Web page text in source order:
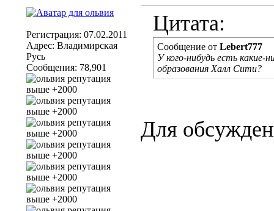
Регистрация: 07.02.2011
Адрес: Владимирская
Русь
Сообщения: 78,901
Цитата:
Сообщение от Lebert777
У кого-нибудь есть
образования Халл Сити?
Для